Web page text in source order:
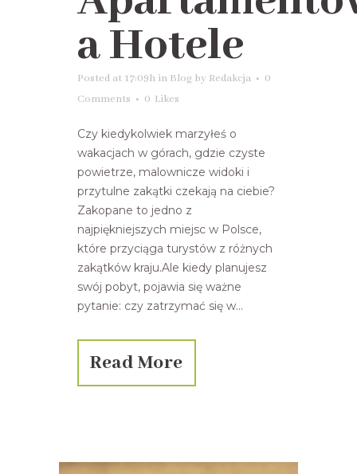
a Hotele
Posted at 17:09h in Blog by Redakcja
0
Comments
0 Likes
Czy kiedykolwiek marzyłeś o
wakacjach w górach, gdzie czyste
powietrze, malownicze widoki i
przytulne zakątki czekają na ciebie?
Zakopane to jedno z
najpiękniejszych miejsc w Polsce,
które przyciąga turystów z różnych
zakątków kraju.Ale kiedy planujesz
swój pobyt, pojawia się ważne
pytanie: czy zatrzymać się w...
Read More